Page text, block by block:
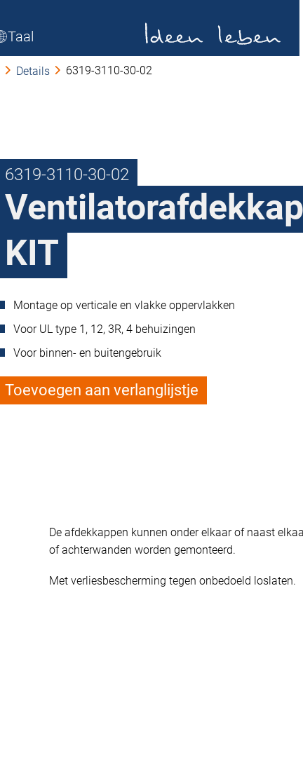
Taal
Details 6319-3110-30-02
6319-3110-30-02
KIT
Montage op verticale en vlakke oppervlakken
Voor UL type 1, 12, 3R, 4 behuizingen
Voor binnen- en buitengebruik
Toevoegen aan verlanglijstje
De afdekkappen kunnen onder elkaar of naast
of achterwanden worden gemonteerd.
Met verliesbescherming tegen onbedoeld loslaten.